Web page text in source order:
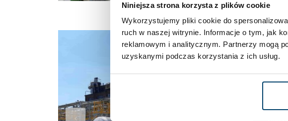
Niniejsza strona korzysta z plików cookie
Wykorzystujemy pliki cookie do
ruch w naszej witrynie. Informacje o tym, jak
reklamowym i analitycznym. Partnerzy mogą
uzyskanymi podczas korzystania z ich usług.
do